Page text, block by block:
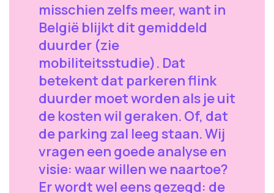
misschien zelfs meer, want in
België blijkt dit gemiddeld
duurder (zie
mobiliteitsstudie). Dat
betekent dat parkeren flink
duurder moet worden als je uit
de kosten wil geraken. Of, dat
de parking zal leeg staan. Wij
vragen een goede analyse en
visie: waar willen we naartoe?
Er wordt wel eens gezegd: de